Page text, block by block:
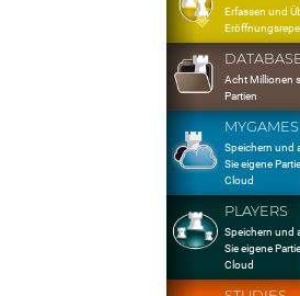
Erfassen und
Acht Millionen
Partien
MYGAMES
Speichern und
Sie eigene
Cloud
PLAYERS
Speichern und
Sie eigene
Cloud